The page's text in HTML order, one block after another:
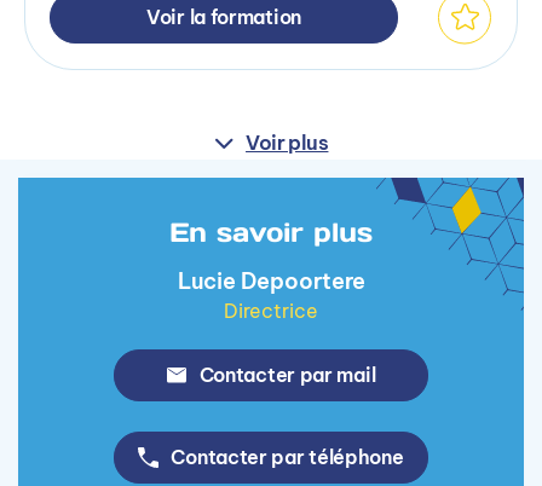
Voir la formation
Voir plus
En savoir plus
Lucie Depoortere
Directrice
Contacter par mail
Contacter par téléphone